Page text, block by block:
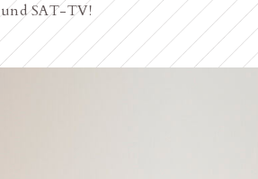
SAT-TV!